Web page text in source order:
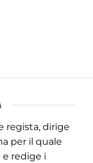
regista, dirige
per il quale
e redige i